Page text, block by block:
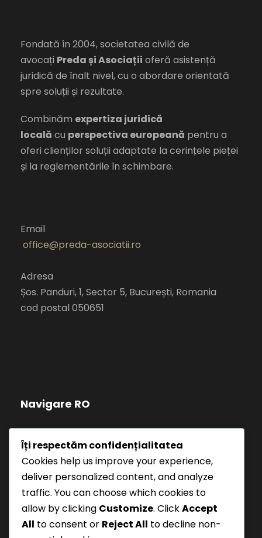
Fondată în 2004, societatea civilă de
avocați Preda și Asociații oferă asistență
juridică de înalt nivel, cu o abordare orientată
spre soluții și rezultate.
Combinăm expertiza juridică
locală cu perspectiva europeană pentru a
oferi clienților soluții adaptate la cerințele pieței
și la reglementările în schimbare.
Email
office@preda-asociatii.ro
Adresa
Șos. Panduri, 1, Sector 5, București, Romania
cod postal 050651
Navigare RO
Termeni și Condiții
Îți respectăm confidențialitatea
Cookies help us improve your experience,
deliver personalized content, and analyze
traffic. You can choose which cookies to
allow by clicking Customize. ClickAccept
All to consent or Reject All to decline non-